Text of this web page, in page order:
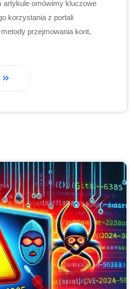
artykule omówimy kluczowe
korzystania z portali
przejmowania kont,